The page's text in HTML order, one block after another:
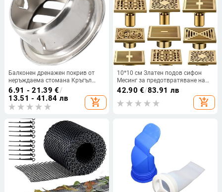
Балконен дренажен покрив от
неръждаема стомана Кръгъл
подов дренажен капак Капачка
за дъждовна тръба Градина
Външен покрив Антиблокираща
подова цедка
6.91 - 21.39 €/
13.51 - 41.84 лв
add_shopping_cart
10*10 см Златен подов сифон
Месинг за предотвратяване на
миризми Сгъстяване на
канализацията Душ Дренаж за
баня Балкон Перална машина
42.90 €/83.91 лв
add_shopping_cart